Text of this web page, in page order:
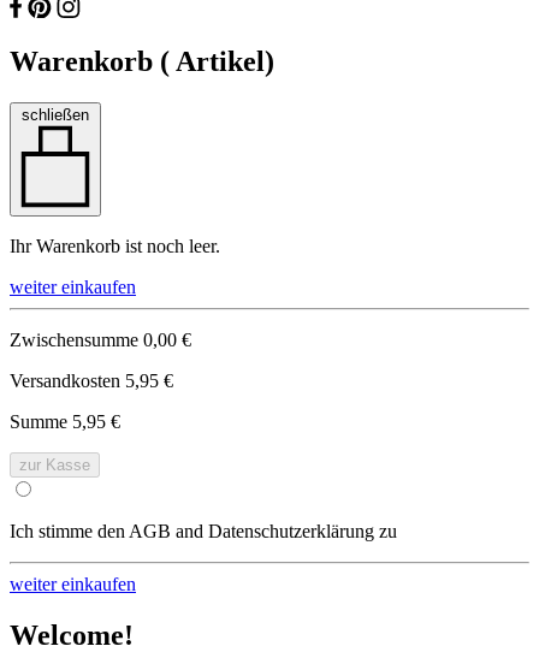
Warenkorb (Artikel)
schließen
Ihr Warenkorb ist noch leer.
weiter einkaufen
Zwischensumme 0,00 €
Versandkosten 5,95 €
Summe 5,95 €
zur Kasse
Ich stimme den AGB and Datenschutzerklärung zu
weiter einkaufen
Welcome!